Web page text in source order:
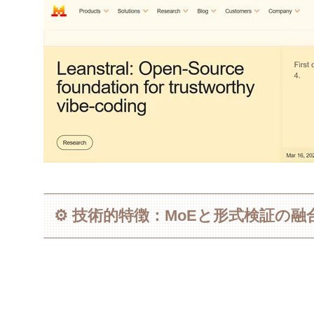
⚙️ 技術的特徴：MoEと形式検証の融